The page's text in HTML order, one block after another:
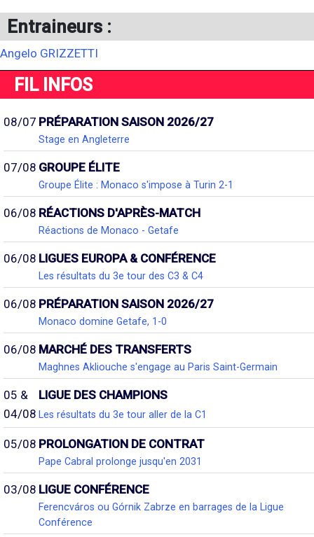
Entraineurs :
Angelo GRIZZETTI
FIL INFOS
08/07 PRÉPARATION SAISON 2026/27
Stage en Angleterre
07/08 GROUPE ÉLITE
Groupe Élite : Monaco s'impose à Turin 2-1
06/08 RÉACTIONS D'APRÈS-MATCH
Réactions de Monaco - Getafe
06/08 LIGUES EUROPA & CONFÉRENCE
Les résultats du 3e tour des C3 & C4
06/08 PRÉPARATION SAISON 2026/27
Monaco domine Getafe, 1-0
06/08 MARCHÉ DES TRANSFERTS
Maghnes Akliouche s'engage au Paris Saint-Germain
05 &
04/08
LIGUE DES CHAMPIONS
Les résultats du 3e tour aller de la C1
05/08 PROLONGATION DE CONTRAT
Pape Cabral prolonge jusqu'en 2031
03/08 LIGUE CONFÉRENCE
Ferencváros ou Górnik Zabrze en barrages de la Ligue
Conférence